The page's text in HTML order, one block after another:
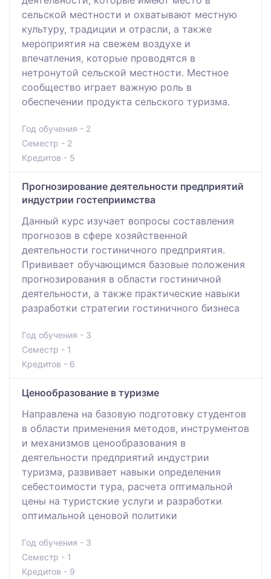
сельской местности и охватывают местную
культуру, традиции и отрасли, а также
мероприятия на свежем воздухе и
впечатления, которые проводятся в
нетронутой сельской местности. Местное
сообщество играет важную роль в
обеспечении продукта сельского туризма.
Год обучения - 2
Семестр - 2
Кредитов - 5
Прогнозирование деятельности предприятий
индустрии гостеприимства
Данный курс изучает вопросы составления
прогнозов в сфере хозяйственной
деятельности гостиничного предприятия.
Прививает обучающимся базовые положения
прогнозирования в области гостиничной
деятельности, а также практические навыки
разработки стратегии гостиничного бизнеса
Год обучения - 3
Семестр - 1
Кредитов - 6
Ценообразование в туризме
Направлена на базовую подготовку студентов
в области применения методов, инструментов
и механизмов ценообразования в
деятельности предприятий индустрии
туризма, развивает навыки определения
себестоимости тура, расчета оптимальной
цены на туристские услуги и разработки
оптимальной ценовой политики
Год обучения - 3
Семестр - 1
Кредитов - 9